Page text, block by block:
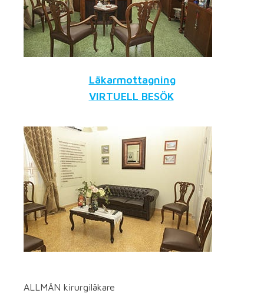
Läkarmottagning
VIRTUELL BESÖK
ALLMÄN kirurgiläkare